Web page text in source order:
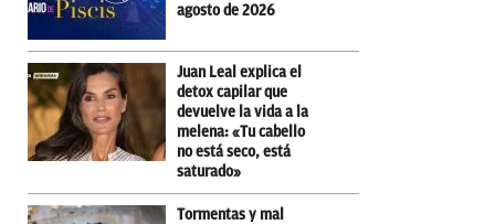
agosto de 2026
Juan Leal explica el
detox capilar que
devuelve la vida a la
melena: «Tu cabello
no está seco, está
saturado»
Tormentas y mal